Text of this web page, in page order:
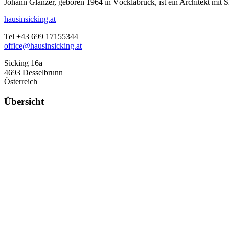
Johann Glanzer, geboren 1964 in Vöcklabruck, ist ein Architekt mit
hausinsicking.at
Tel +43 699 17155344
office@hausinsicking.at
Sicking 16a
4693 Desselbrunn
Österreich
Übersicht